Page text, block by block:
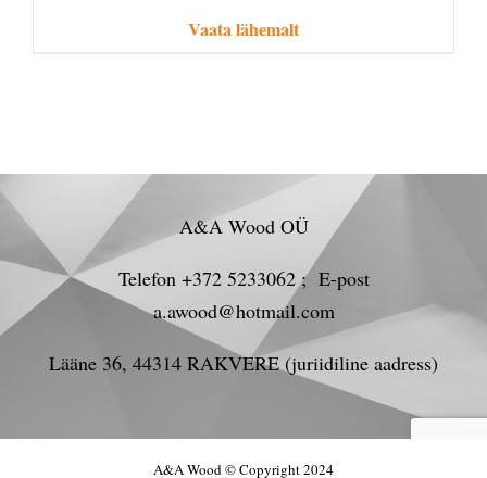
Vaata lähemalt
A&A Wood OÜ
Telefon +372 5233062 ; E-post
a.awood@hotmail.com
Lääne 36, 44314 RAKVERE (juriidiline aadress)
A&A Wood © Copyright 2024